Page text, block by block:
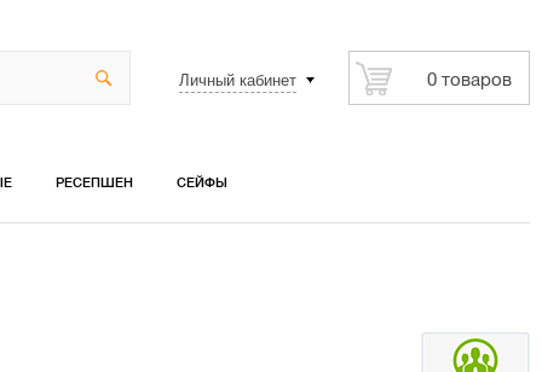
Личный кабинет 0 товаров
РЕСЕПШЕН СЕЙФЫ